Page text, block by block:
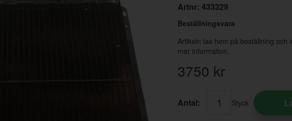
Artnr: 433329
Beställningsvara
Artikeln tas hem på beställning och
mer information.
3750 kr
Antal: Styck